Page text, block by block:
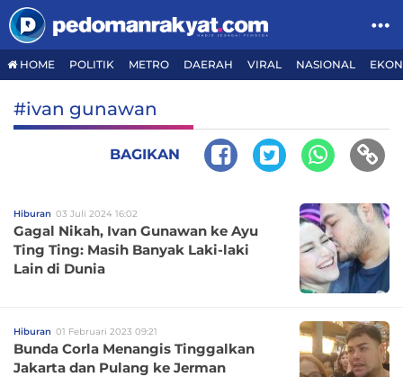
HOME POLITIK METRO DAERAH VIRAL NASIONAL
#ivan gunawan
BAGIKAN
Hiburan 03 Juli 2024 16:02
Gagal Nikah, Ivan Gunawan ke Ayu
Ting Ting: Masih Banyak Laki-laki
Lain di Dunia
Hiburan 01 Februari 2023 09:21
Bunda Corla Menangis Tinggalkan
Jakarta dan Pulang ke Jerman